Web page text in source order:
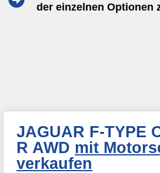
der einzelnen Optionen
JAGUAR F-TYPE
R AWD mit
verkaufen